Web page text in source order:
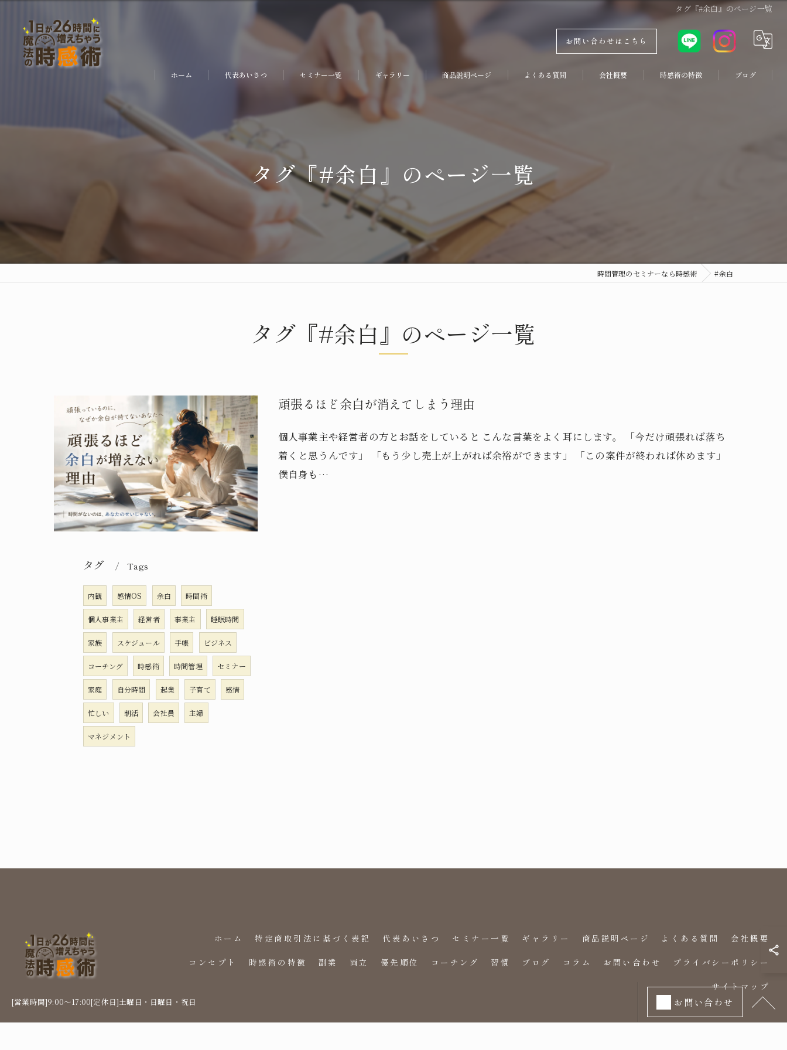
タグ『#余白』のページ一覧
お問い合わせはこちら
ホーム 代表あいさつ セミナー一覧 ギャラリー 商品説明ページ よくある質問 会社概要 時感術の特徴 ブログ
タグ『#余白』のページ一覧
時間管理のセミナーなら時感術 #余白
タグ『#余白』のページ一覧
頑張るほど余白が消えてしまう理由
個人事業主や経営者の方とお話をしていると こんな言葉をよく耳にします。 「今だけ頑張れば落ち
着くと思うんです」 「もう少し売上が上がれば余裕ができます」 「この案件が終われば休めます」
僕自身も…
タグ Tags
内観 感情OS 余白 時間術
個人事業主 経営者 事業主 睡眠時間
家族 スケジュール 手帳 ビジネス
コーチング 時感術 時間管理 セミナー
家庭 自分時間 起業 子育て 感情
忙しい 朝活 会社員 主婦
マネジメント
[営業時間]9:00～17:00[定休日]土曜日・日曜日・祝日 お問い合わせ
ホーム 特定商取引法に基づく表記 代表あいさつ セミナー一覧 ギャラリー 商品説明ページ よくある質問 会社概要
コンセプト 時感術の特徴 副業 両立 優先順位 コーチング 習慣 ブログ コラム お問い合わせ プライバシーポリシー
サイトマップ
© 2026 時間管理のセミナーなら時感術 ALL RIGHTS RESERVED.